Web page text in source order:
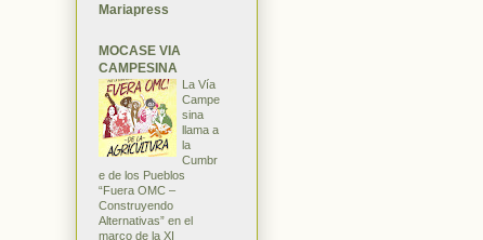
Mariapress
MOCASE VIA
CAMPESINA
La Vía
Campe
sina
llama a
la
Cumbr
e de los Pueblos
“Fuera OMC –
Construyendo
Alternativas” en el
marco de la XI